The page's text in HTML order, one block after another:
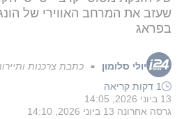
שעזב את המרחב האווירי של
בפראג
יולי סלומון ■ כתבת צרכנות
1 דקות קריאה
13 ביוני 2026, 14:05
גרסה אחרונה 13 ביוני 2026, 14:10